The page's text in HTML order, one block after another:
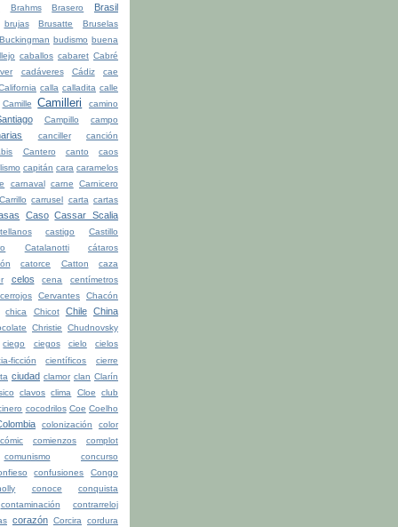
Brahms Brasero Brasil
brujas Brusatte
Bruselas
Buckingman budismo buena
caballos cabaret Cabré
cadáveres Cádiz cae
calla calladita calle
Camille Camilleri camino
Campillo campo
canciller
canción
Cantero canto
caos
capitán cara caramelos
carnaval carne
Carnicero
Carrillo carrusel carta cartas
Caso Cassar Scalia
castigo
Castillo
Catalanotti
cátaros
catorce Catton
caza
celos cena
centímetros
cerrojos Cervantes
Chacón
chica Chicot Chile China
Christie
Chudnovsky
ciego ciegos cielo cielos
ficción científicos
cierre
ciudad clamor clan Clarín
clavos clima Cloe
club
cocodrilos Coe Coelho
colonización
color
cómic comienzos
complot
comunismo
concurso
confusiones
Congo
conoce
conquista
contaminación
contrarreloj
corazón Corcira
cordura